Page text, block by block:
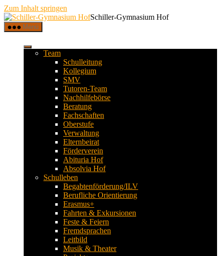
Zum Inhalt springen
Schiller-Gymnasium Hof
Menü
Team
Schulleitung
Kollegium
SMV
Tutoren-Team
Nachhilfebörse
Beratung
Fachschaften
Oberstufe
Verwaltung
Elternbeirat
Förderverein
Abituria Hof
Absolvia Hof
Schulleben
Begabtenförderung/ILV
Berufliche Orientierung
Erasmus+
Fahrten & Exkursionen
Feste & Feiern
Fremdsprachen
Leitbild
Musik & Theater